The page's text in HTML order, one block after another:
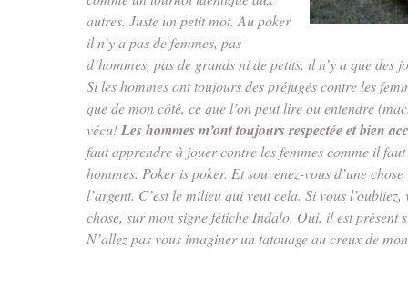
autres. Juste un petit mot. Au poker
il n’y a pas de femmes, pas
d’hommes, pas de grands ni de petits, il n’y a que des
Si les hommes ont toujours des préjugés contre les
que de mon côté, ce que l’on peut lire ou entendre
vécu!Les hommes m’ont toujours respectée et bien
faut apprendre à jouer contre les femmes comme il
hommes. Poker is poker. Et souvenez-vous d’une
l’argent. C’est le milieu qui veut cela. Si vous
chose, sur mon signe fétiche Indalo. Oui, il est présent
N’allez pas vous imaginer un tatouage au creux de